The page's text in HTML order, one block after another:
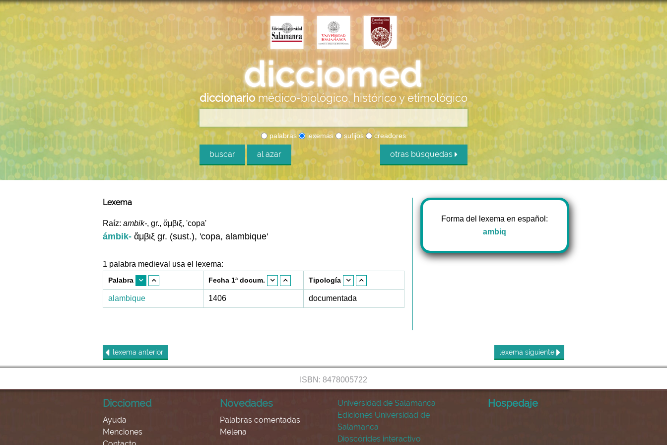
diccionario médico-biológico, histórico y etimológico
palabras lexemas sufijos creadores
buscar al azar otras búsquedas
Lexema
Raíz: ambik-, gr., ἄμβιξ, 'copa'
ámbik- ἄμβιξ gr. (sust.), 'copa, alambique'
1 palabra medieval usa el lexema:
Palabra Fecha 1ª docum. Tipología
alambique 1406 documentada
Forma del lexema en español:
ambiq
lexema anterior lexema siguiente
ISBN: 8478005722
Dicciomed
Ayuda
Menciones
Novedades
Palabras comentadas
Melena
Universidad de Salamanca
Ediciones Universidad de
Salamanca
Dioscórides interactivo
Hospedaje